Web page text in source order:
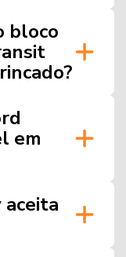
bloco
em
aceita